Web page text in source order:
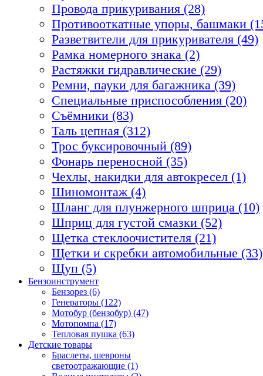
Провода прикуривания (28)
Противооткатные упоры, башмаки
Разветвители для прикуривателя (49)
Рамка номерного знака (2)
Растяжки гидравлические (29)
Ремни, пауки для багажника (39)
Специальные приспособления (20)
Съёмники (83)
Таль цепная (312)
Трос буксировочный (89)
Фонарь переносной (35)
Чехлы, накидки для автокресел (1)
Шиномонтаж (4)
Шланг для плунжерного шприца (10)
Шприц для густой смазки (52)
Щетка стеклоочистителя (21)
Щетки и скребки автомобильные (33)
Щуп (5)
Бензоинструмент
Бензорез (6)
Генераторы (122)
Мотобур (бензобур) (47)
Мотопомпа (17)
Тепловая пушка (63)
Детские товары
Браслеты, шевроны
светоотражающие (1)